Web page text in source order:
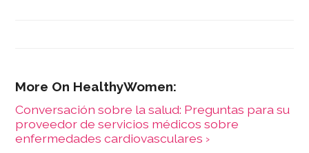
Conversación sobre la salud: Preguntas para su
proveedor de servicios médicos sobre
enfermedades cardiovasculares ›